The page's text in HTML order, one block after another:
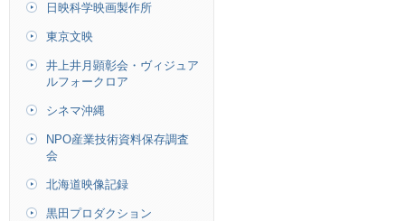
日映科学映画製作所
東京文映
井上井月顕彰会・ヴィジュア
ルフォークロア
シネマ沖縄
NPO産業技術資料保存調査
会
北海道映像記録
黒田プロダクション